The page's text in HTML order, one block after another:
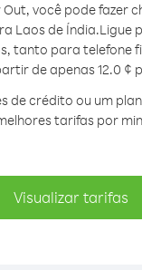
Out, você pode fazer
Laos de Índia.Ligue
tanto para telefone
de apenas 12.0 ¢
de crédito ou um
tarifas por
Visualizar tarifas